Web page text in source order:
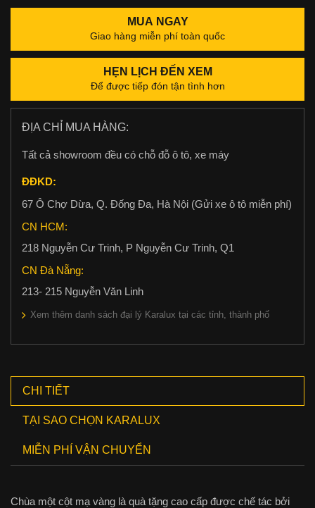
MUA NGAY
Giao hàng miễn phí toàn quốc
HẸN LỊCH ĐẾN XEM
Để được tiếp đón tận tình hơn
ĐỊA CHỈ MUA HÀNG:
Tất cả showroom đều có chỗ đỗ ô tô, xe máy
ĐĐKD:
67 Ô Chợ Dừa, Q. Đống Đa, Hà Nội (Gửi xe ô tô miễn phí)
CN HCM:
218 Nguyễn Cư Trinh, P Nguyễn Cư Trinh, Q1
CN Đà Nẵng:
213- 215 Nguyễn Văn Linh
Xem thêm danh sách đại lý Karalux tại các tỉnh, thành phố
CHI TIẾT
TẠI SAO CHỌN KARALUX
MIỄN PHÍ VẬN CHUYỂN
Chùa một cột mạ vàng là quà tặng cao cấp được chế tác bởi